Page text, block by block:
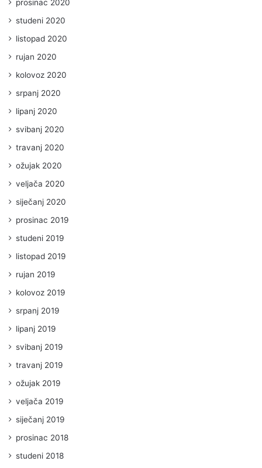
prosinac 2020
studeni 2020
listopad 2020
rujan 2020
kolovoz 2020
srpanj 2020
lipanj 2020
svibanj 2020
travanj 2020
ožujak 2020
veljača 2020
siječanj 2020
prosinac 2019
studeni 2019
listopad 2019
rujan 2019
kolovoz 2019
srpanj 2019
lipanj 2019
svibanj 2019
travanj 2019
ožujak 2019
veljača 2019
siječanj 2019
prosinac 2018
studeni 2018